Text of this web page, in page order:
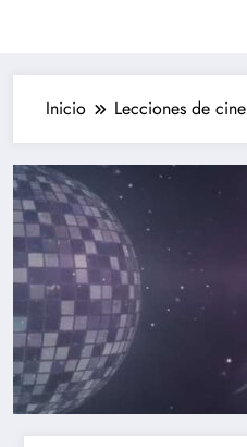
Inicio Lecciones de cine